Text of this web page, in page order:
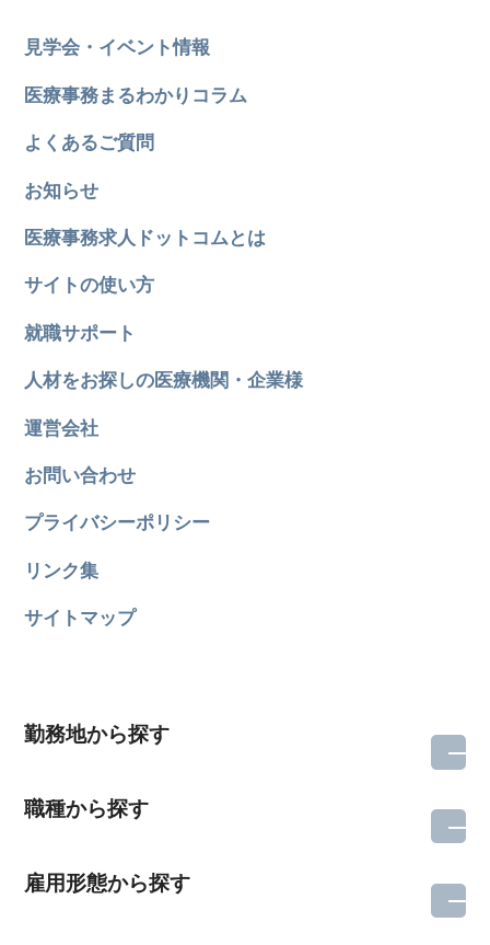
見学会・イベント情報
医療事務まるわかりコラム
よくあるご質問
お知らせ
医療事務求人ドットコムとは
サイトの使い方
就職サポート
人材をお探しの医療機関・企業様
運営会社
お問い合わせ
プライバシーポリシー
リンク集
サイトマップ
勤務地から探す
職種から探す
雇用形態から探す